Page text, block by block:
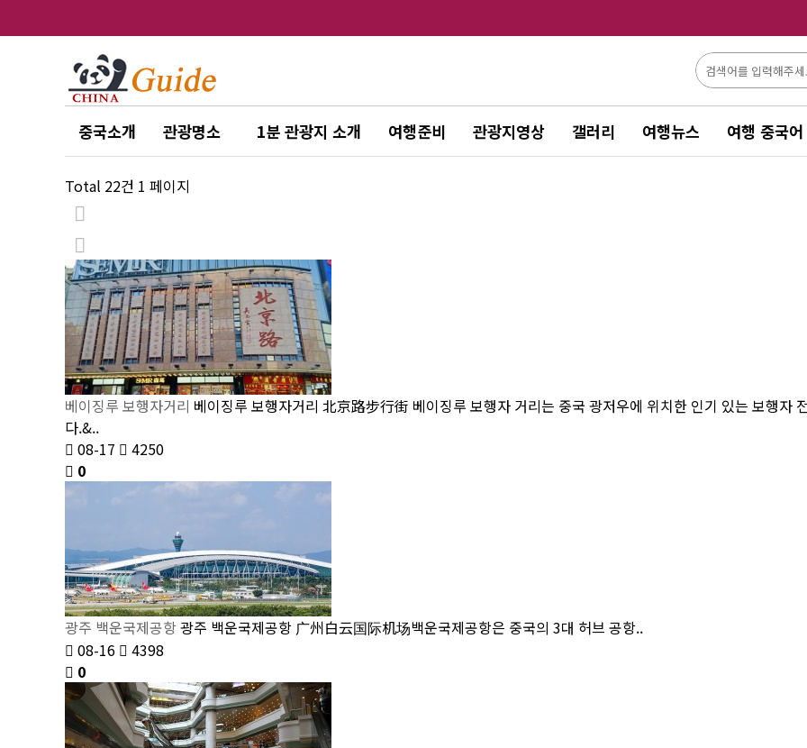
중국소개 관광명소 1분 관광지 소개 여행준비 관광지영상 갤러리 여행뉴스 여행 중국어
Total 22건 1 페이지
베이징루 보행자거리 베이징루 보행자거리 北京路步行街 베이징루 보행자 거리는 중국 광저우에 위치한 인기 있는 보행자
다.&..
08-17
4250
0
광주 백운국제공항 광주 백운국제공항 广州白云国际机场백운국제공항은 중국의 3대 허브 공항..
08-16
4398
0